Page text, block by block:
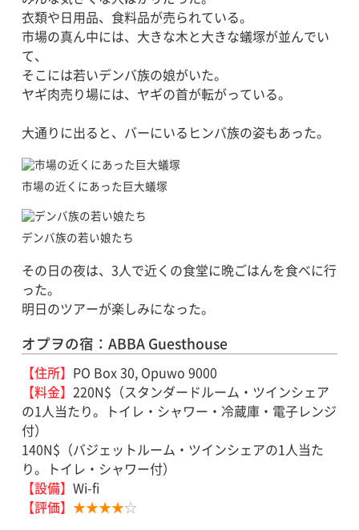
衣類や日用品、食料品が売られている。
市場の真ん中には、大きな木と大きな蟻塚が並んでい
て、
そこには若いデンバ族の娘がいた。
ヤギ肉売り場には、ヤギの首が転がっている。
大通りに出ると、バーにいるヒンバ族の姿もあった。
市場の近くにあった巨大蟻塚
デンバ族の若い娘たち
その日の夜は、3人で近くの食堂に晩ごはんを食べに行
った。
明日のツアーが楽しみになった。
オプヲの宿：ABBA Guesthouse
【住所】 PO Box 30, Opuwo 9000
【料金】220N$（スタンダードルーム・ツインシェア
の1人当たり。トイレ・シャワー・冷蔵庫・電子レンジ
付）
140N$（バジェットルーム・ツインシェアの1人当た
り。トイレ・シャワー付）
【設備】Wi-fi
【評価】★★★★☆